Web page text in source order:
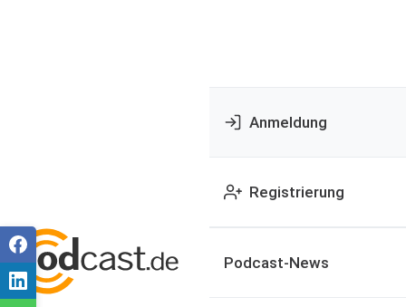
Anmeldung
Registrierung
Podcast-News